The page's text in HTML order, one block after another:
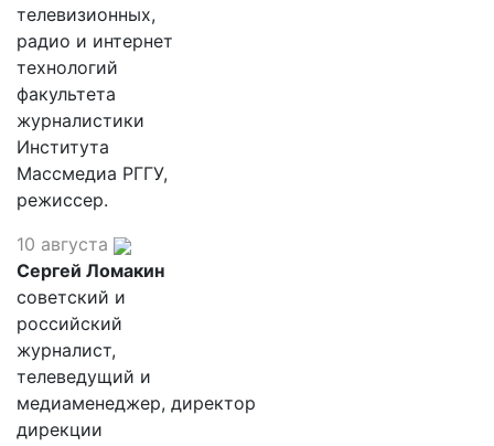
телевизионных,
радио и интернет
технологий
факультета
журналистики
Института
Массмедиа РГГУ,
режиссер.
10 августа
Сергей Ломакин
советский и
российский
журналист,
телеведущий и
медиаменеджер, директор
дирекции